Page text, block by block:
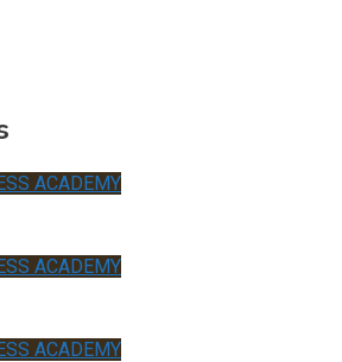
ACADEMY
ACADEMY
ACADEMY